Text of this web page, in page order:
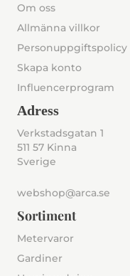
Om oss
Allmänna villkor
Personuppgiftspolicy
Skapa konto
Influencerprogram
Adress
Verkstadsgatan 1
511 57 Kinna
Sverige
webshop@arca.se
Sortiment
Metervaror
Gardiner